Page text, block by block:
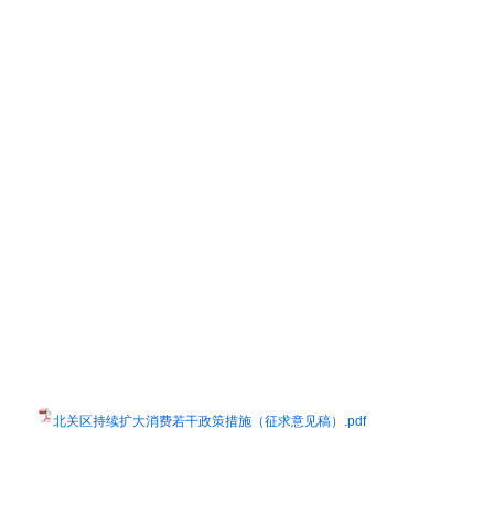
北关区持续扩大消费若干政策措施（征求意见稿）.pdf